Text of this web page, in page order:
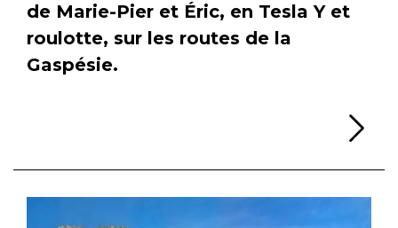
de Marie-Pier et Éric, en Tesla Y et
roulotte, sur les routes de la
Gaspésie.